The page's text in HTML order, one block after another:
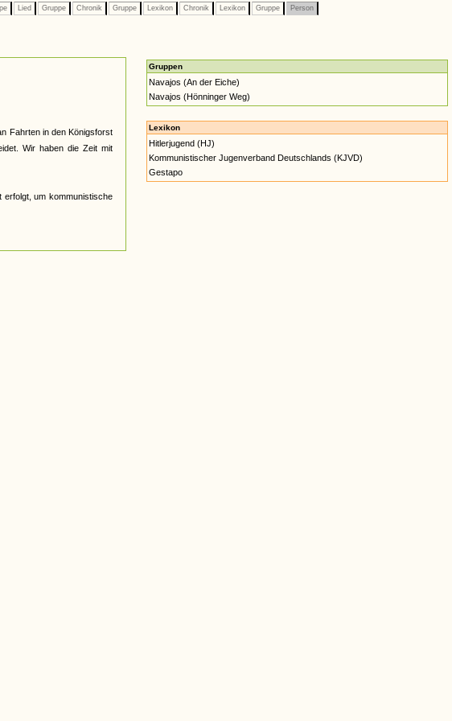
Lied Gruppe Chronik Gruppe Lexikon Chronik Lexikon Gruppe Person
Fahrten in den Königsforst
Wir haben die Zeit mit
erfolgt, um kommunistische
Gruppen
Navajos (An der Eiche)
Navajos (Hönninger Weg)
Lexikon
Hitlerjugend (HJ)
Kommunistischer Jugenverband Deutschlands (KJVD)
Gestapo